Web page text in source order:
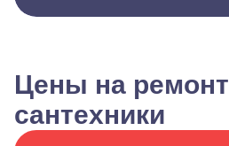
Цены на ремонт
сантехники